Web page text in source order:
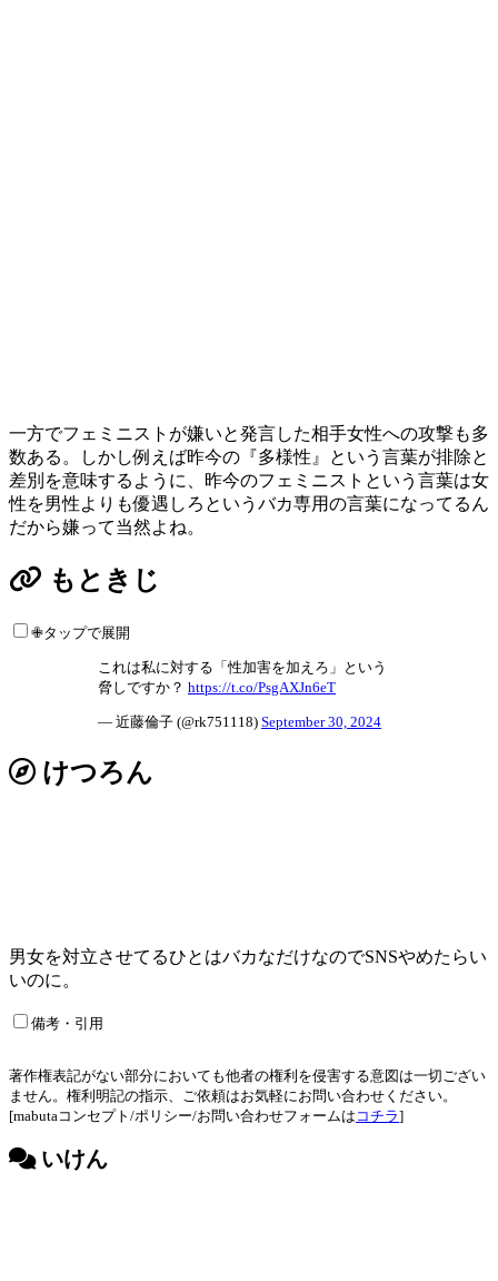
一方でフェミニストが嫌いと発言した相手女性への攻撃も多
数ある。しかし例えば昨今の『多様性』という言葉が排除と
差別を意味するように、昨今のフェミニストという言葉は女
性を男性よりも優遇しろというバカ専用の言葉になってるん
だから嫌って当然よね。
もときじ
✙タップで展開
これは私に対する「性加害を加えろ」という
脅しですか？ https://t.co/PsgAXJn6eT
— 近藤倫子 (@rk751118) September 30, 2024
けつろん
男女を対立させてるひとはバカなだけなのでSNSやめたらい
いのに。
備考・引用
著作権表記がない部分においても他者の権利を侵害する意図は一切ござい
ません。権利明記の指示、ご依頼はお気軽にお問い合わせください。
[mabutaコンセプト/ポリシー/お問い合わせフォームは コチラ]
いけん